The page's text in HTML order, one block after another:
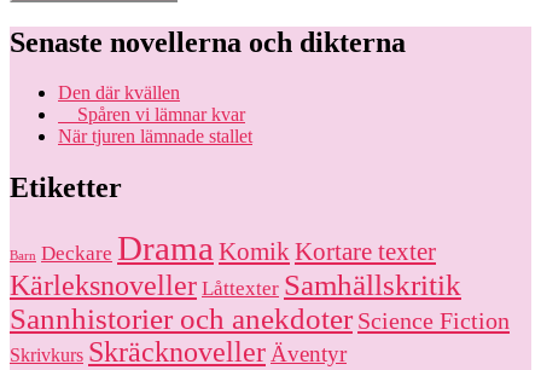
Senaste novellerna och dikterna
Den där kvällen
Spåren vi lämnar kvar
När tjuren lämnade stallet
Etiketter
Barn Deckare Drama KomikKortare texter
Kärleksnoveller Låttexter Samhällskritik
Sannhistorier och anekdoter Science Fiction
Skrivkurs SkräcknovellerÄventyr